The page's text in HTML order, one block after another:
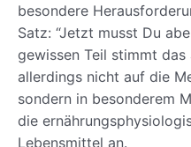
besondere
Satz: “Jetzt musst Du
gewissen Teil stimmt
allerdings nicht auf die
sondern in besonderem
die
Lebensmittel an.